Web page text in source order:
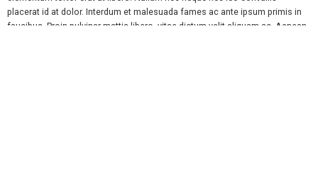
placerat id at dolor. Interdum et malesuada fames ac ante ipsum primis in
faucibus. Proin pulvinar mattis libero, vitae dictum velit aliquam ac. Aenean